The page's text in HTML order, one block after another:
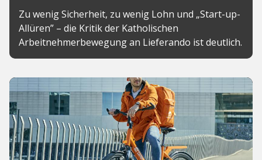
Zu wenig Sicherheit, zu wenig Lohn und „Start-up-
Allüren” – die Kritik der Katholischen
Arbeitnehmerbewegung an Lieferando ist deutlich.